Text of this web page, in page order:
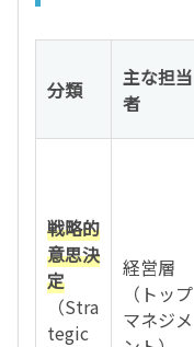
分類
主な担当
者
戦略的
意思決
定
（Stra
tegic
経営層
（トップ
マネジメ